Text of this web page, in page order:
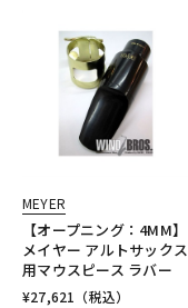
MEYER
【オープニング：4MM】
メイヤー アルトサックス
用マウスピース ラバー
¥27,621 （税込）